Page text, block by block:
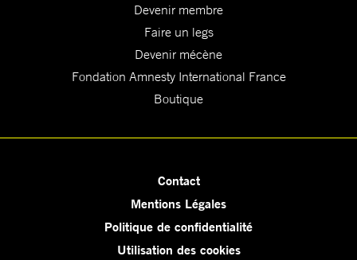
Devenir membre
Faire un legs
Devenir mécène
Fondation Amnesty International France
Boutique
Contact
Mentions Légales
Politique de confidentialité
Utilisation des cookies